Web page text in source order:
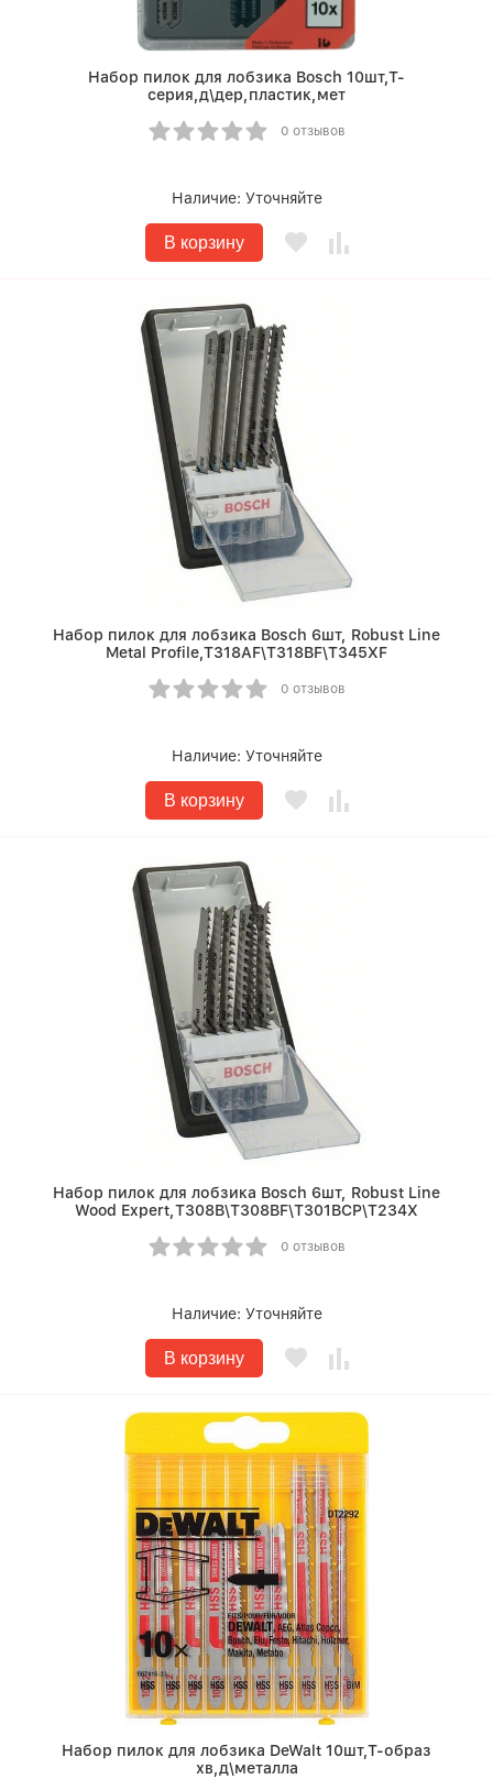
Набор пилок для лобзика Bosch 10шт,Т-
серия,д\дер,пластик,мет
0 отзывов
Наличие: Уточняйте
В корзину
Набор пилок для лобзика Bosch 6шт, Robust Line
Metal Profile,T318AF\T318BF\T345XF
0 отзывов
Наличие: Уточняйте
В корзину
Набор пилок для лобзика Bosch 6шт, Robust Line
Wood Expert,Т308B\Т308BF\Т301BCP\T234X
0 отзывов
Наличие: Уточняйте
В корзину
Набор пилок для лобзика DeWalt 10шт,Т-образ
хв,д\металла